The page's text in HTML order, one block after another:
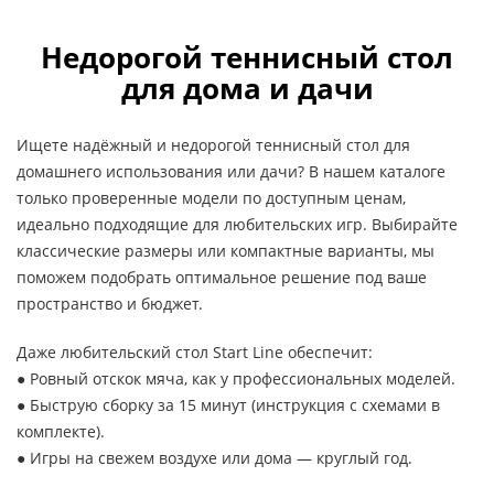
Недорогой теннисный стол
для дома и дачи
Ищете надёжный и недорогой теннисный стол для
домашнего использования или дачи? В нашем каталоге
только проверенные модели по доступным ценам,
идеально подходящие для любительских игр. Выбирайте
классические размеры или компактные варианты, мы
поможем подобрать оптимальное решение под ваше
пространство и бюджет.
Даже любительский стол Start Line обеспечит:
● Ровный отскок мяча, как у профессиональных моделей.
● Быструю сборку за 15 минут (инструкция с схемами в
комплекте).
● Игры на свежем воздухе или дома — круглый год.